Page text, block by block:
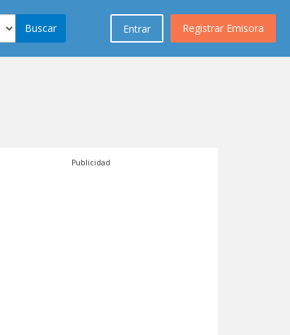
Registrar Emisora
Entrar
Buscar
Publicidad